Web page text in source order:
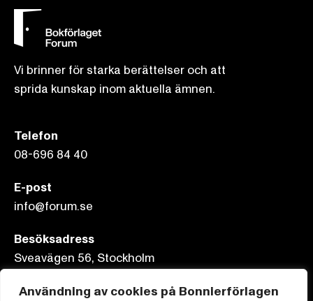
Användning av cookies på Bonnierförlagen
Vi brinner för starka berättelser och att
sprida kunskap inom aktuella ämnen.
Telefon
08-696 84 40
E-post
info@forum.se
Besöksadress
Sveavägen 56, Stockholm
Postadress